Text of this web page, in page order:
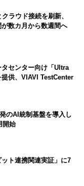
ラウド接続を刷新、
数カ月から数週間へ
センター向け「Ultra
供、VIAVI TestCenter
のAI統制基盤を導入し
開始
ト連携関連実証」に7